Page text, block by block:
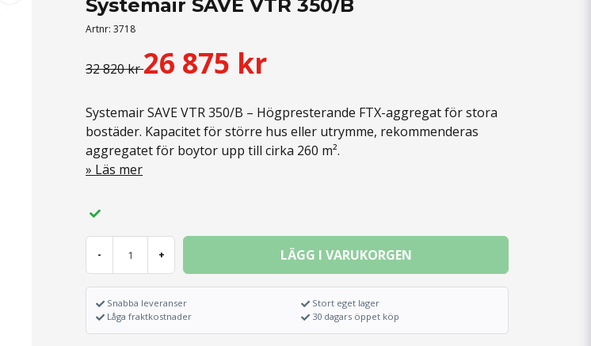
Systemair SAVE VTR 350/B
Artnr:3718
32 820 kr26 875 kr
Systemair SAVE VTR 350/B – Högpresterande FTX-aggregat för stora
bostäder. Kapacitet för större hus eller utrymme, rekommenderas
aggregatet för boytor upp till cirka 260 m².
Läs mer
- + LÄGG I VARUKORGEN
Snabba leveranser
Låga fraktkostnader
Stort eget lager
30 dagars öppet köp